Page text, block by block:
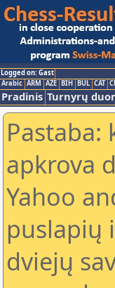
Logged on: Gast
Arabic ARM AZE BIH BUL CAT
Pradinis Turnyrų
apkrova
Yahoo
puslapių
dviejų